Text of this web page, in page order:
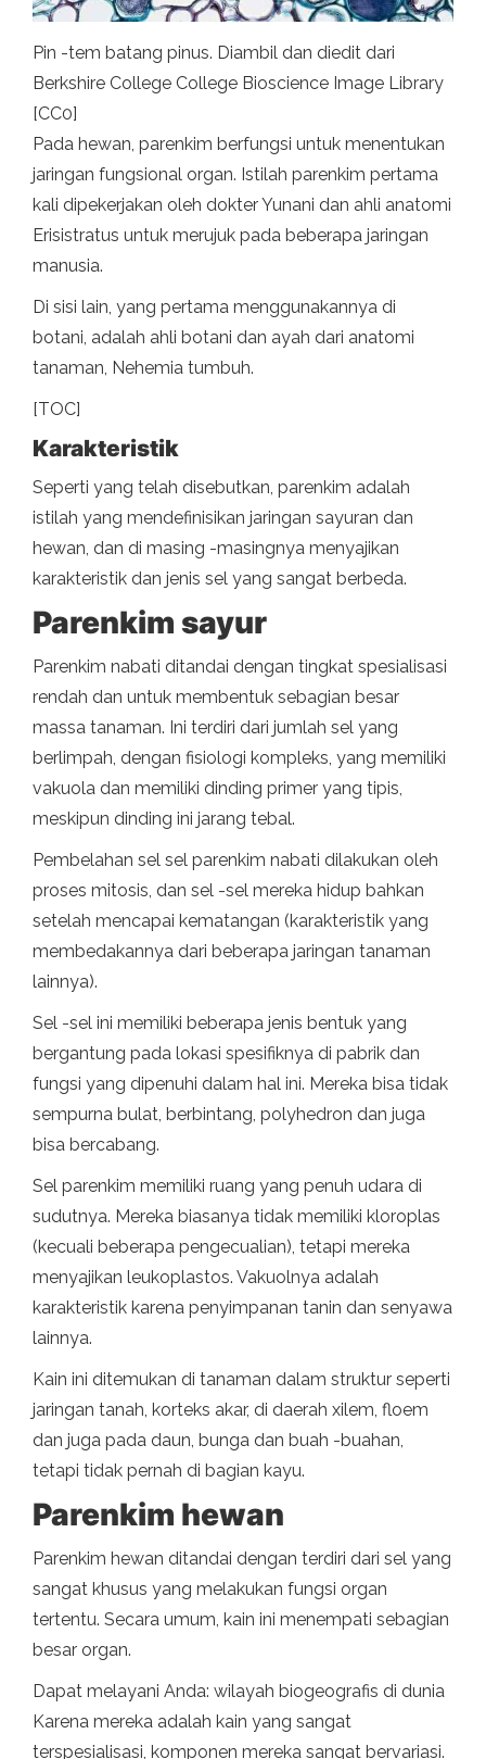
Pin -tem batang pinus. Diambil dan diedit dari
Berkshire College College Bioscience Image Library
[CC0]
Pada hewan, parenkim berfungsi untuk menentukan
jaringan fungsional organ. Istilah parenkim pertama
kali dipekerjakan oleh dokter Yunani dan ahli anatomi
Erisistratus untuk merujuk pada beberapa jaringan
manusia.
Di sisi lain, yang pertama menggunakannya di
botani, adalah ahli botani dan ayah dari anatomi
tanaman, Nehemia tumbuh.
[TOC]
Karakteristik
Seperti yang telah disebutkan, parenkim adalah
istilah yang mendefinisikan jaringan sayuran dan
hewan, dan di masing -masingnya menyajikan
karakteristik dan jenis sel yang sangat berbeda.
Parenkim sayur
Parenkim nabati ditandai dengan tingkat spesialisasi
rendah dan untuk membentuk sebagian besar
massa tanaman. Ini terdiri dari jumlah sel yang
berlimpah, dengan fisiologi kompleks, yang memiliki
vakuola dan memiliki dinding primer yang tipis,
meskipun dinding ini jarang tebal.
Pembelahan sel sel parenkim nabati dilakukan oleh
proses mitosis, dan sel -sel mereka hidup bahkan
setelah mencapai kematangan (karakteristik yang
membedakannya dari beberapa jaringan tanaman
lainnya).
Sel -sel ini memiliki beberapa jenis bentuk yang
bergantung pada lokasi spesifiknya di pabrik dan
fungsi yang dipenuhi dalam hal ini. Mereka bisa tidak
sempurna bulat, berbintang, polyhedron dan juga
bisa bercabang.
Sel parenkim memiliki ruang yang penuh udara di
sudutnya. Mereka biasanya tidak memiliki kloroplas
(kecuali beberapa pengecualian), tetapi mereka
menyajikan leukoplastos. Vakuolnya adalah
karakteristik karena penyimpanan tanin dan senyawa
lainnya.
Kain ini ditemukan di tanaman dalam struktur seperti
jaringan tanah, korteks akar, di daerah xilem, floem
dan juga pada daun, bunga dan buah -buahan,
tetapi tidak pernah di bagian kayu.
Parenkim hewan
Parenkim hewan ditandai dengan terdiri dari sel yang
sangat khusus yang melakukan fungsi organ
tertentu. Secara umum, kain ini menempati sebagian
besar organ.
Dapat melayani Anda: wilayah biogeografis di dunia
Karena mereka adalah kain yang sangat
terspesialisasi, komponen mereka sangat bervariasi.